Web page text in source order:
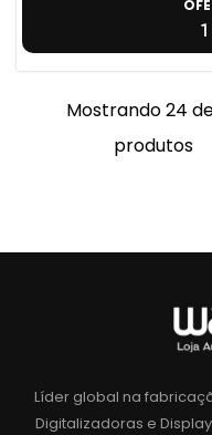
Mostrando 24
produtos
Líder global na
Digitalizadoras e